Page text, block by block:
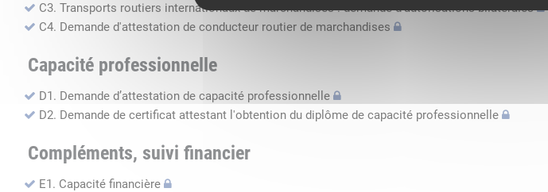
C3. Transports routiers internationaux de marchandises : demande d’autorisations bilatérales
C4. Demande d'attestation de conducteur routier de marchandises
Capacité professionnelle
D1. Demande d’attestation de capacité professionnelle
D2. Demande de certificat attestant l'obtention du diplôme de capacité professionnelle
Compléments, suivi financier
E1. Capacité financière